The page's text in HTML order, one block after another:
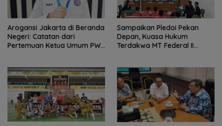
Arogansi Jakarta di Beranda
Negeri: Catatan dari
Pertemuan Ketua Umum PWI
Sampaikan Pledoi Pekan
Depan, Kuasa Hukum
Terdakwa MT Federal II